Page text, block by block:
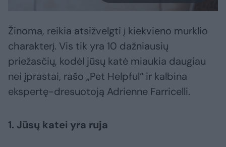
Žinoma, reikia atsižvelgti į kiekvieno murklio
charakterį. Vis tik yra 10 dažniausių
priežasčių, kodėl jūsų katė miaukia daugiau
nei įprastai, rašo „Pet Helpful“ ir kalbina
ekspertę-dresuotoją Adrienne Farricelli.
1. Jūsų katei yra ruja